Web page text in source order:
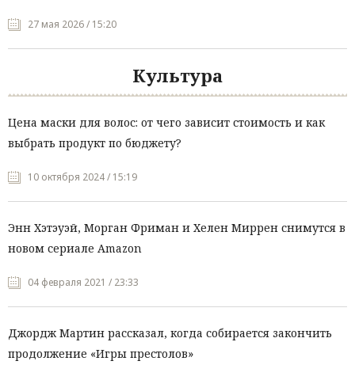
27 мая 2026 / 15:20
Культура
Цена маски для волос: от чего зависит стоимость и как
выбрать продукт по бюджету?
10 октября 2024 / 15:19
Энн Хэтэуэй, Морган Фриман и Хелен Миррен снимутся в
новом сериале Amazon
04 февраля 2021 / 23:33
Джордж Мартин рассказал, когда собирается закончить
продолжение «Игры престолов»